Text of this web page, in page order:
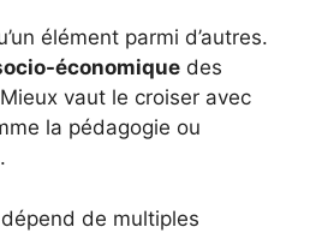
élément parmi d’autres.
économique des
vaut le croiser avec
la pédagogie ou
de multiples